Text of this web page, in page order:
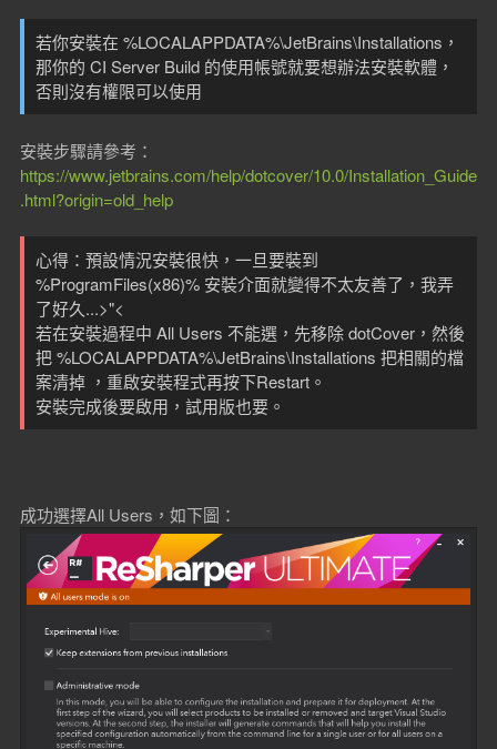
若你安裝在 %LOCALAPPDATA%\JetBrains\Installations，
那你的 CI Server Build 的使用帳號就要想辦法安裝軟體，
否則沒有權限可以使用
安裝步驟請參考：
https://www.jetbrains.com/help/dotcover/10.0/Installation_Guide
.html?origin=old_help
心得：預設情況安裝很快，一旦要裝到
%ProgramFiles(x86)% 安裝介面就變得不太友善了，我弄
了好久...>"<
若在安裝過程中 All Users 不能選，先移除 dotCover，然後
把 %LOCALAPPDATA%\JetBrains\Installations 把相關的檔
案清掉 ，重啟安裝程式再按下Restart。
安裝完成後要啟用，試用版也要。
成功選擇All Users，如下圖：